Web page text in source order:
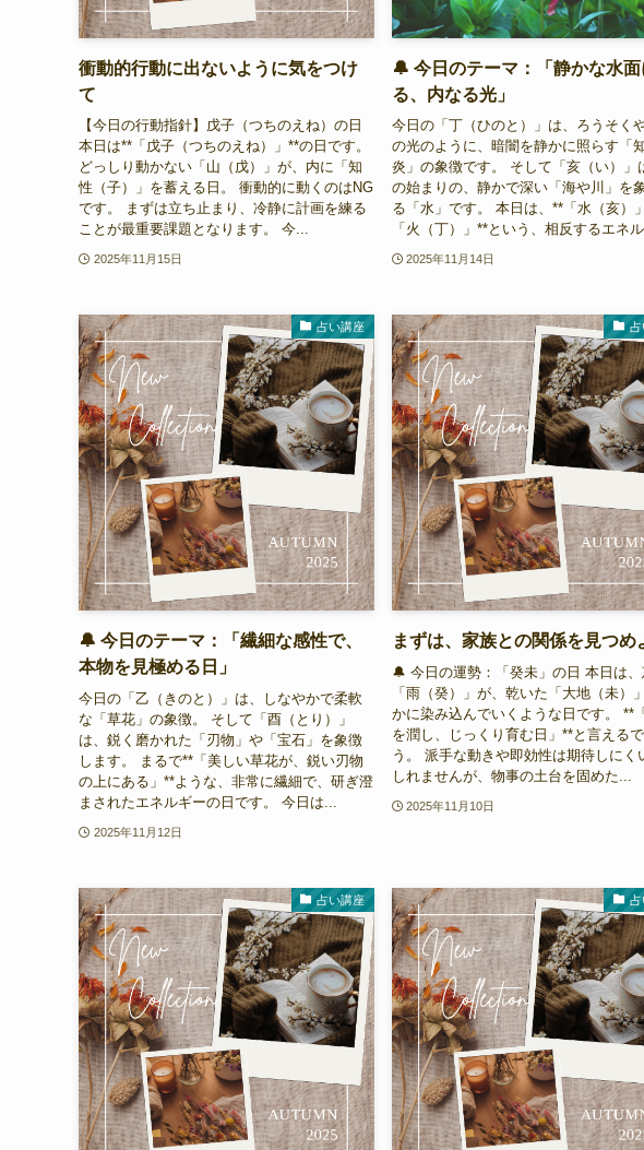
衝動的行動に出ないように気をつけ
て
【今日の行動指針】戊子（つちのえね）の日
本日は**「戊子（つちのえね）」**の日です。
どっしり動かない「山（戊）」が、内に「知
性（子）」を蓄える日。 衝動的に動くのはNG
です。 まずは立ち止まり、冷静に計画を練る
ことが最重要課題となります。 今...
2025年11月15日
🔔 今日のテーマ：「静かな水
る、内なる光」
今日の「丁（ひのと）」は、ろうそく
の光のように、暗闇を静かに照らす「
炎」の象徴です。 そして「亥（い）」
の始まりの、静かで深い「海や川」を
る「水」です。 本日は、**「水（亥）
「火（丁）」**という、相反するエネ
2025年11月14日
占い講座
🔔 今日のテーマ：「繊細な感性で、
本物を見極める日」
今日の「乙（きのと）」は、しなやかで柔軟
な「草花」の象徴。 そして「酉（とり）」
は、鋭く磨かれた「刃物」や「宝石」を象徴
します。 まるで**「美しい草花が、鋭い刃物
の上にある」**ような、非常に繊細で、研ぎ澄
まされたエネルギーの日です。 今日は...
2025年11月12日
占
まずは、家族との関係を見つめ
🔔 今日の運勢：「癸未」の日 本日は
「雨（癸）」が、乾いた「大地（未）
かに染み込んでいくような日です。 **
を潤し、じっくり育む日」**と言える
う。 派手な動きや即効性は期待しにく
しれませんが、物事の土台を固めた...
2025年11月10日
占い講座 占